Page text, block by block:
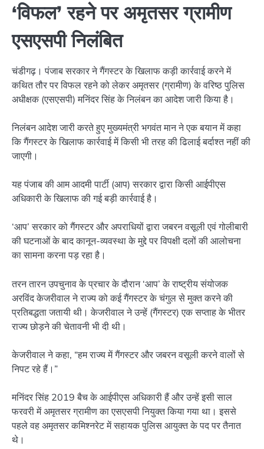
‘विफल’रहने पर अमृतसर ग्रामीण
एसएसपी निलंबित
चंडीगढ़। पंजाब सरकार ने गैंगस्टर के खिलाफ कड़ी कार्रवाई करने में
कथित तौर पर विफल रहने को लेकर अमृतसर (ग्रामीण) के वरिष्ठ पुलिस
अधीक्षक (एसएसपी) मनिंदर सिंह के निलंबन का आदेश जारी किया है।
निलंबन आदेश जारी करते हुए मुख्यमंत्री भगवंत मान ने एक बयान में कहा
कि गैंगस्टर के खिलाफ कार्रवाई में किसी भी तरह की ढिलाई बर्दाश्त नहीं की
जाएगी।
यह पंजाब की आम आदमी पार्टी (आप) सरकार द्वारा किसी आईपीएस
अधिकारी के खिलाफ की गई बड़ी कार्रवाई है।
‘आप’ सरकार को गैंगस्टर और अपराधियों द्वारा जबरन वसूली एवं गोलीबारी
की घटनाओं के बाद कानून-व्यवस्था के मुद्दे पर विपक्षी दलों की आलोचना
का सामना करना पड़ रहा है।
तरन तारन उपचुनाव के प्रचार के दौरान ‘आप’ के राष्ट्रीय संयोजक
अरविंद केजरीवाल ने राज्य को कई गैंगस्टर के चंगुल से मुक्त करने की
प्रतिबद्धता जतायी थी। केजरीवाल ने उन्हें (गैंगस्टर) एक सप्ताह के भीतर
राज्य छोड़ने की चेतावनी भी दी थी।
केजरीवाल ने कहा, “हम राज्य में गैंगस्टर और जबरन वसूली करने वालों से
निपट रहे हैं।”
मनिंदर सिंह 2019 बैच के आईपीएस अधिकारी हैं और उन्हें इसी साल
फरवरी में अमृतसर ग्रामीण का एसएसपी नियुक्त किया गया था। इससे
पहले वह अमृतसर कमिश्नरेट में सहायक पुलिस आयुक्त के पद पर तैनात
थे।